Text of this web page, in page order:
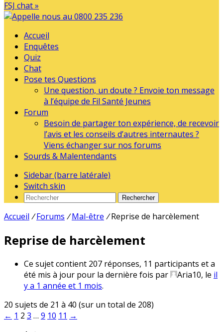
FSJ chat »
Accueil
Enquêtes
Quiz
Chat
Pose tes Questions
Une question, un doute ? Envoie ton message
à l’équipe de Fil Santé Jeunes
Forum
Besoin de partager ton expérience, de recevoir
l’avis et les conseils d’autres internautes ?
Viens échanger sur nos forums
Sourds & Malentendants
Sidebar (barre latérale)
Switch skin
Rechercher
Accueil / Forums / Mal-être / Reprise de harcèlement
Reprise de harcèlement
Ce sujet contient 207 réponses, 11 participants et a
été mis à jour pour la dernière fois par
Aria10, le il
y a 1 année et 1 mois.
20 sujets de 21 à 40 (sur un total de 208)
← 1 2 3 … 9 10 11 →